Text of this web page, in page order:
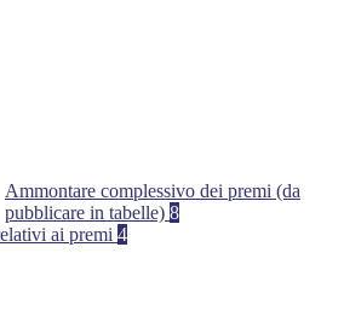
Ammontare complessivo dei premi (da
pubblicare in tabelle) 8
ai premi 4